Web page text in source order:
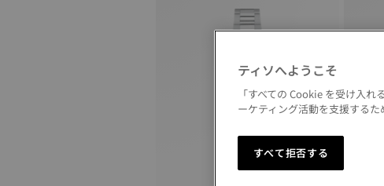
ティソへようこそ
「すべての Cookie を受け入
ーケティング活動を支援する
すべて拒否する